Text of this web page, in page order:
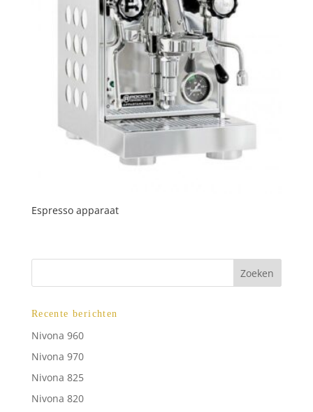
Espresso apparaat
Recente berichten
Nivona 960
Nivona 970
Nivona 825
Nivona 820